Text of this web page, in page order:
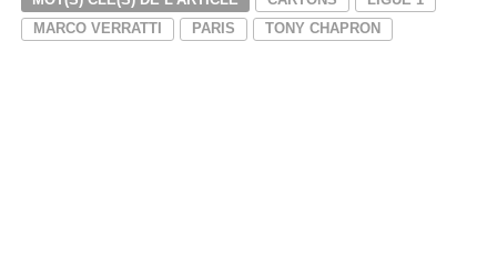
MARCO VERRATTI
PARIS TONY CHAPRON